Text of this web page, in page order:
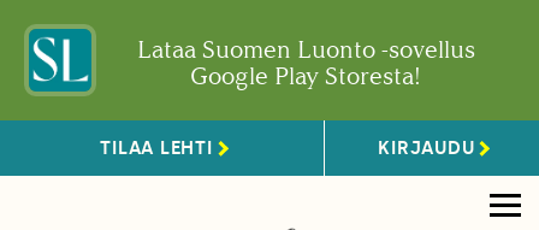
Lataa Suomen Luonto -sovellus
Google Play Storesta!
TILAA LEHTI KIRJAUDU